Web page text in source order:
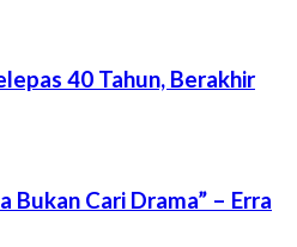
40 Tahun, Berakhir
Bukan Cari Drama” – Erra